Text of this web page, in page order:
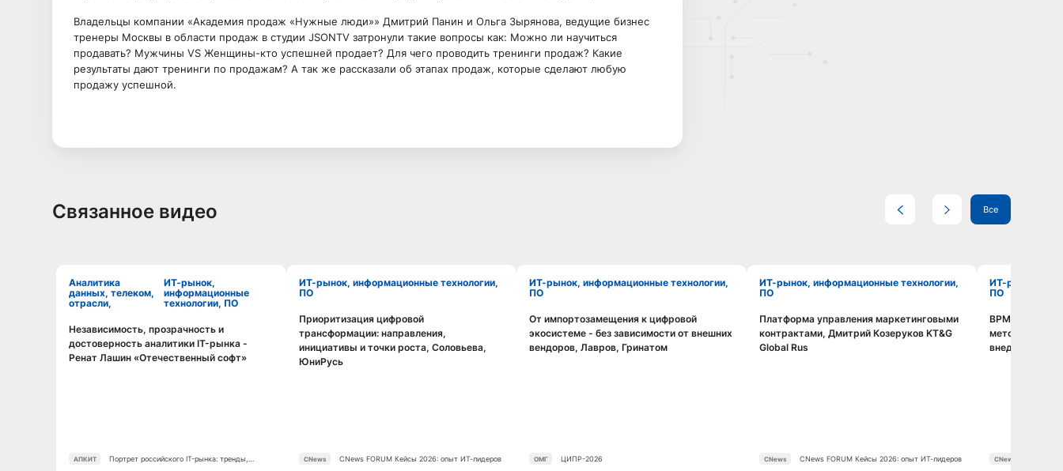
Владельцы компании «Академия продаж «Нужные люди»» Дмитрий Панин и Ольга Зырянова, ведущие бизнес
тренеры Москвы в области продаж в студии JSONTV затронули такие вопросы как: Можно ли научиться
продавать? Мужчины VS Женщины-кто успешней продает? Для чего проводить тренинги продаж? Какие
результаты дают тренинги по продажам? А так же рассказали об этапах продаж, которые сделают любую
продажу успешной.
Связанное видео Все
Аналитика
данных, телеком,
отрасли,
ИТ-рынок,
информационные
технологии, ПО
Смотреть видео
Независимость, прозрачность и
достоверность аналитики IT-рынка -
Ренат Лашин «Отечественный софт»
АПКИТ
Портрет российского IT-рынка: тренды,
ИТ-рынок, информационные технологии,
ПО
Смотреть видео
Приоритизация цифровой
трансформации: направления,
инициативы и точки роста, Соловьева,
ЮниРусь
CNews CNews FORUM Кейсы 2026: опыт ИТ-лидеров
ИТ-рынок, информационные технологии,
ПО
Смотреть видео
От импортозамещения к цифровой
экосистеме - без зависимости от внешних
вендоров, Лавров, Гринатом
ОМГ ЦИПР-2026
ИТ-рынок, информационные технологии,
ПО
Смотреть видео
Платформа управления маркетинговыми
контрактами, Дмитрий Козеруков KT&G
Global Rus
CNews CNews FORUM Кейсы 2026: опыт ИТ-лидеров
ИТ-рынок, информационные технологии,
ПО
BPMS без
методология,
внедрения,
CNews